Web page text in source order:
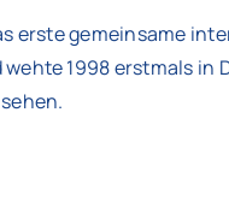
erste gemeinsame
1998 erstmals